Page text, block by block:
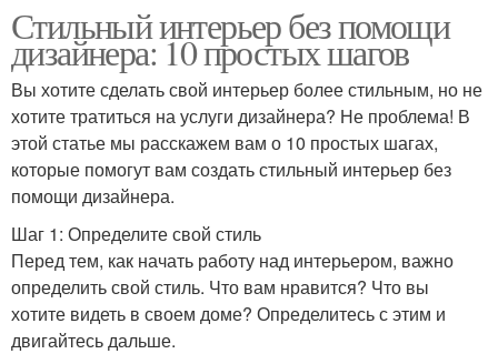
Стильный интерьер без помощи
дизайнера: 10 простых шагов
Вы хотите сделать свой интерьер более стильным, но не
хотите тратиться на услуги дизайнера? Не проблема! В
этой статье мы расскажем вам о 10 простых шагах,
которые помогут вам создать стильный интерьер без
помощи дизайнера.
Шаг 1: Определите свой стиль
Перед тем, как начать работу над интерьером, важно
определить свой стиль. Что вам нравится? Что вы
хотите видеть в своем доме? Определитесь с этим и
двигайтесь дальше.